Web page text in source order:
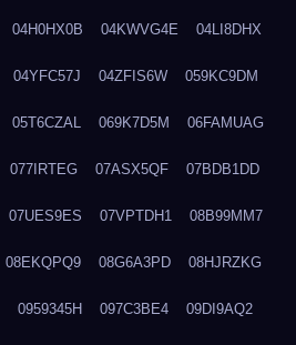
04H0HX0B 04KWVG4E 04LI8DHX
04YFC57J 04ZFIS6W 059KC9DM
05T6CZAL 069K7D5M 06FAMUAG
077IRTEG 07ASX5QF 07BDB1DD
07UES9ES 07VPTDH1 08B99MM7
08EKQPQ9 08G6A3PD 08HJRZKG
0959345H 097C3BE4 09DI9AQ2